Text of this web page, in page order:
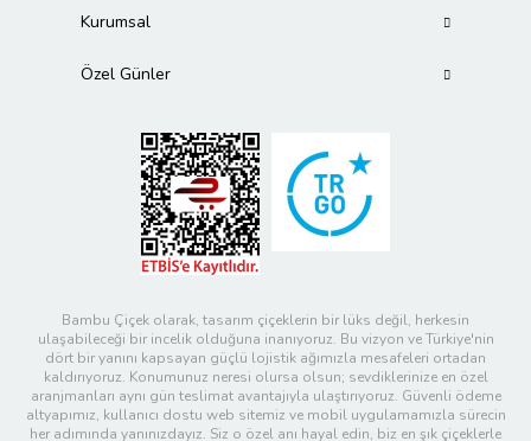
Kurumsal
Özel Günler
Bambu Çiçek olarak, tasarım çiçeklerin bir lüks değil, herkesin
ulaşabileceği bir incelik olduğuna inanıyoruz. Bu vizyon ve Türkiye'nin
dört bir yanını kapsayan güçlü lojistik ağımızla mesafeleri ortadan
kaldırıyoruz. Konumunuz neresi olursa olsun; sevdiklerinize en özel
aranjmanları aynı gün teslimat avantajıyla ulaştırıyoruz. Güvenli ödeme
altyapımız, kullanıcı dostu web sitemiz ve mobil uygulamamızla sürecin
her adımında yanınızdayız. Siz o özel anı hayal edin, biz en şık çiçeklerle